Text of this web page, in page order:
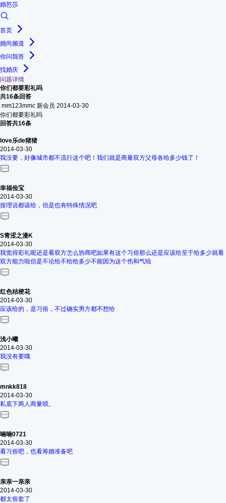
婚芭莎
首页
婚尚频道
你问我答
找婚庆
问题详情
你们都要彩礼吗
共16条回答
mm123mmc 新会员 2014-03-30
你们都要彩礼吗
回答共16条
love乐de猪猪
2014-03-30
我没要，好像城市都不流行这个吧！我们就是商量双方父母各给多少钱了！
幸福俭宝
2014-03-30
按理说都该给，但是也有特殊情况吧
S青涩之漫K
2014-03-30
我觉得彩礼呢还是看双方怎么协商吧如果有这个习俗那么还是应该给至于给多少就看
双方能力啦但是不论给不给给多少不能因为这个伤和气啦
红色桔梗花
2014-03-30
应该给的，是习俗，不过确实男方都不想给
浅小曦
2014-03-30
我没有要哦
mnkk818
2014-03-30
私底下两人商量呗。
喃喃0721
2014-03-30
看习俗吧，也看筹婚准备吧
亲亲一亲亲
2014-03-30
都太俗套了